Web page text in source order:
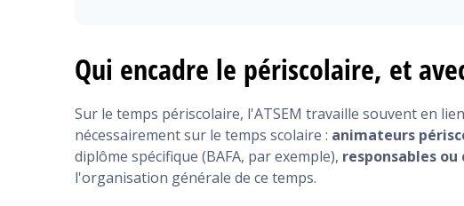
Qui encadre le périscolaire, et
Sur le temps périscolaire, l'ATSEM travaille souvent en
nécessairement sur le temps scolaire : animateurs
diplôme spécifique (BAFA, par exemple), responsables
l'organisation générale de ce temps.